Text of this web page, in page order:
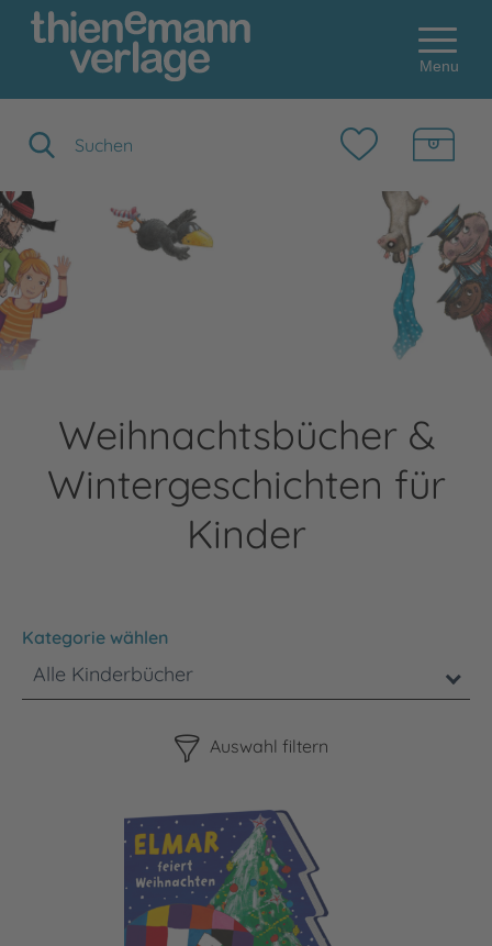
Menu
Weihnachtsbücher &
Wintergeschichten für
Kinder
Kategorie wählen
Alle Kinderbücher
Auswahl filtern